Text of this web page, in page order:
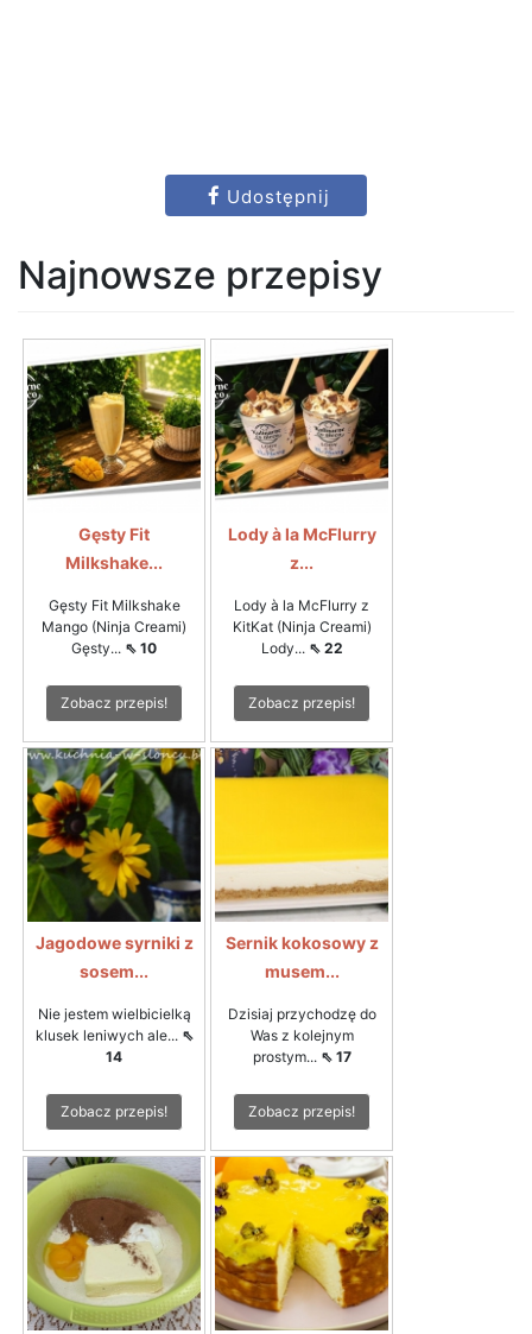
Udostępnij
Najnowsze przepisy
Gęsty Fit
Milkshake...
Gęsty Fit Milkshake
Mango (Ninja Creami)
Gęsty... ⇖ 10
Zobacz przepis!
Lody à la McFlurry
z...
Lody à la McFlurry z
KitKat (Ninja Creami)
Lody... ⇖ 22
Zobacz przepis!
Jagodowe syrniki z
sosem...
Nie jestem wielbicielką
klusek leniwych ale... ⇖
14
Zobacz przepis!
Sernik kokosowy z
musem...
Dzisiaj przychodzę do
Was z kolejnym
prostym... ⇖ 17
Zobacz przepis!